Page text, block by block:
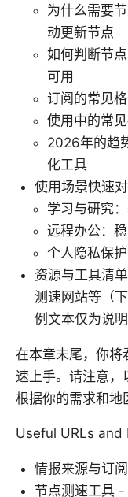
为什么需要
动更新节点
如何判断节
可用
订阅的常见
使用中的常
2026年的趋
化工具
使用场景快速对
学习与研究
远程办公：
个人隐私保
资源与工具清
测速网站等（
例文本仅为说明
在本章末尾，你将
速上手。请注意，
根据你的需求和地
Useful URLs
情报来源与订
节点测速工具